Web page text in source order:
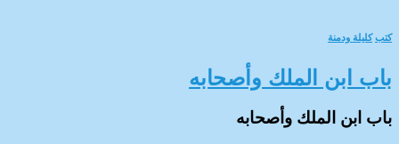
كتب كليلة ودمنة
باب ابن الملك وأصحابه
باب ابن الملك وأصحابه